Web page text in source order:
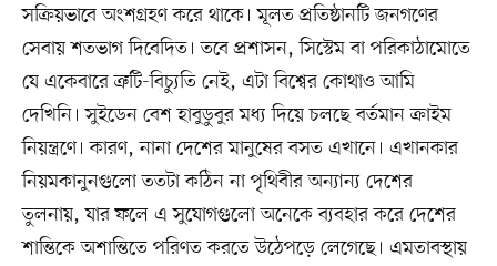
সক্রিয়ভাবে অংশগ্রহণ করে থাকে। মূলত প্রতিষ্ঠানটি জনগণের
সেবায় শতভাগ দিবেদিত। তবে প্রশাসন, সিস্টেম বা পরিকাঠামোতে
যে একেবারে ত্রুটি-বিচ্যুতি নেই, এটা বিশ্বের কোথাও আমি
দেখিনি। সুইডেন বেশ হাবুডুবুর মধ্য দিয়ে চলছে বর্তমান ক্রাইম
নিয়ন্ত্রণে। কারণ, নানা দেশের মানুষের বসত এখানে। এখানকার
নিয়মকানুনগুলো ততটা কঠিন না পৃথিবীর অন্যান্য দেশের
তুলনায়, যার ফলে এ সুযোগগুলো অনেকে ব্যবহার করে দেশের
শান্তিকে অশান্তিতে পরিণত করতে উঠেপড়ে লেগেছে। এমতাবস্থায়